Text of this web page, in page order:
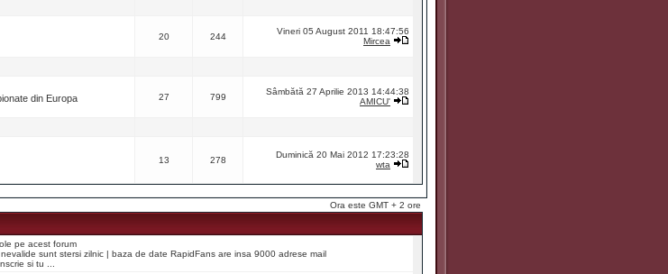
20 244
Vineri 05 August 2011 18:47:56
Mircea
din Europa 27 799
Sâmbătă 27 Aprilie 2013 14:44:38
AMICU'
13 278
Duminică 20 Mai 2012 17:23:28
wta
Ora este GMT + 2 ore
pe acest forum
sunt stersi zilnic | baza de date RapidFans are insa 9000 adrese mail
si tu ...